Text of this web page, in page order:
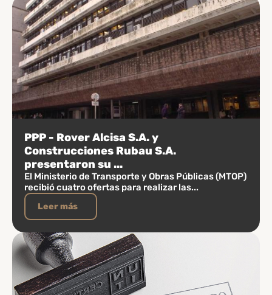
PPP - Rover Alcisa S.A. y
Construcciones Rubau S.A.
presentaron su ...
El Ministerio de Transporte y Obras Públicas (MTOP)
recibió cuatro ofertas para realizar las...
Leer más